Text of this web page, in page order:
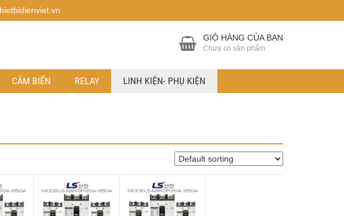
GIỎ HÀNG CỦA BẠN
Chưa có sản phẩm
CẢM BIẾN RELAY LINH KIỆN- PHỤ KIỆN